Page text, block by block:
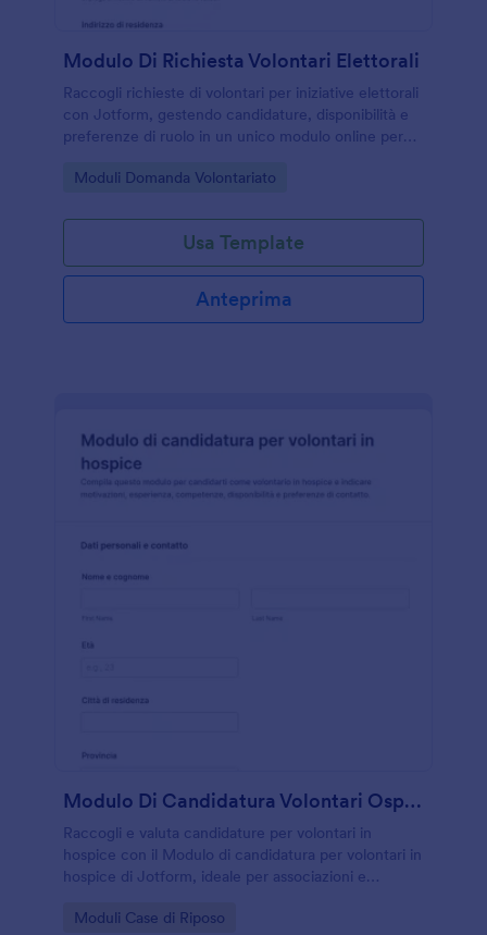
Modulo Di Richiesta Volontari Elettorali
Raccogli richieste di volontari per iniziative elettorali
con Jotform, gestendo candidature, disponibilità e
preferenze di ruolo in un unico modulo online per
Go to Category:
Moduli Domanda Volontariato
Usa Template
Anteprima
Modulo Di Candidatura Volontari Ospedalieri
Raccogli e valuta candidature per volontari in
hospice con il Modulo di candidatura per volontari in
hospice di Jotform, ideale per associazioni e
disponibilità, motivazioni e contatti in un unico
Go to Category:
Moduli Case di Riposo